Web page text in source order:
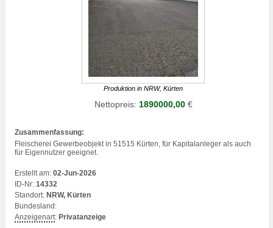
Produktion in NRW, Kürten
Nettopreis: 1890000,00€
Zusammenfassung:
Fleischerei Gewerbeobjekt in 51515 Kürten, für Kapitalanleger als auch
für Eigennutzer geeignet.
Erstellt am: 02-Jun-2026
ID-Nr: 14332
Standort: NRW, Kürten
Bundesland:
Anzeigenart: Privatanzeige